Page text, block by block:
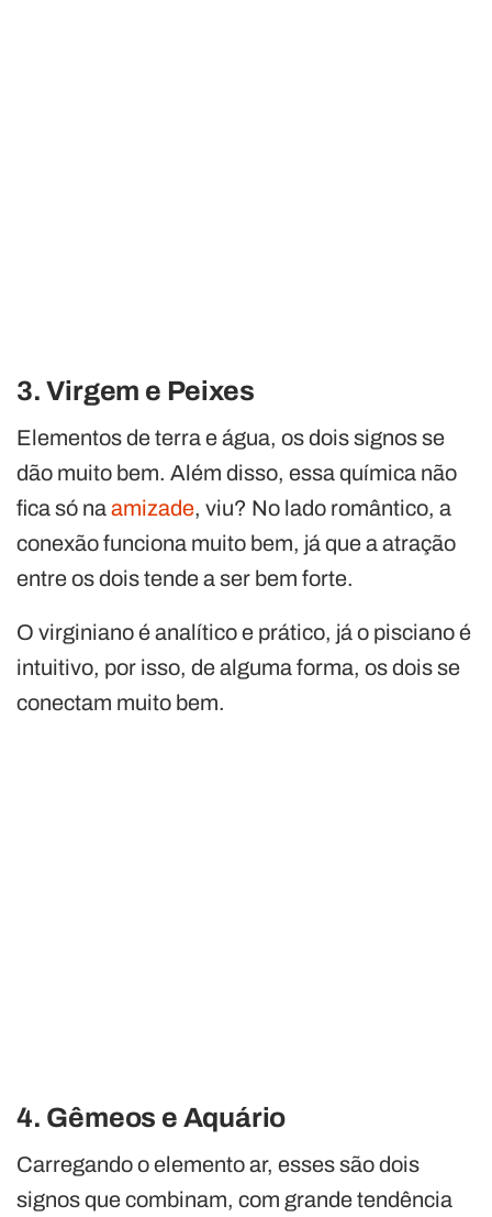
3. Virgem e Peixes
Elementos de terra e água, os dois signos se
dão muito bem. Além disso, essa química não
fica só naamizade, viu? No lado romântico, a
conexão funciona muito bem, já que a atração
entre os dois tende a ser bem forte.
O virginiano é analítico e prático, já o pisciano é
intuitivo, por isso, de alguma forma, os dois se
conectam muito bem.
4. Gêmeos e Aquário
Carregando o elemento ar, esses são dois
signos que combinam, com grande tendência